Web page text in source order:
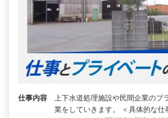
仕事内容
上下水道処理施設や民間企業のプ
業をしていきます。 ＜具体的な